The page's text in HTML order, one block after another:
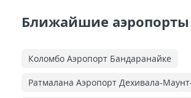
Ближайшие аэропорты
Коломбо Аэропорт Бандаранайке
Ратмалана Аэропорт Дехивала-